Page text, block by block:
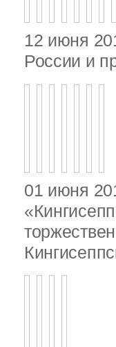
12 июня
России и
01 июня